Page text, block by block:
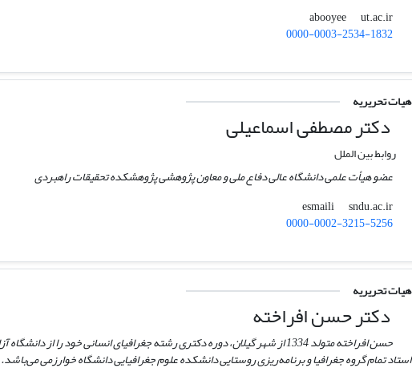
abooyee
ut.ac.ir
0000-0003-2534-1832
هیات تحریریه
دکتر مصطفی اسماعیلی
روابط بین الملل
عضو هیأت علمی دانشگاه عالی دفاع ملی و معاون پژوهشی پژوهشکده تحقیقات راهبردی
esmaili
sndu.ac.ir
0000-0002-3215-5256
هیات تحریریه
دکتر حسن افراخته
استاد تمام گروه جغرافیا و برنامه‌ریزی روستایی دانشکده علوم جغرافیایی دانشگاه خوارزمی می‌باشد.